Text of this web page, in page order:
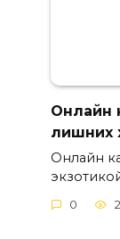
Онлайн
лишних
Онлайн
0